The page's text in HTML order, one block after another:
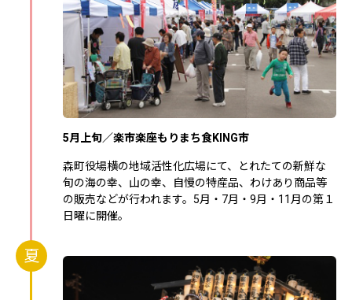
5月上旬／楽市楽座もりまち食KING市
森町役場横の地域活性化広場にて、とれたての新鮮な
旬の海の幸、山の幸、自慢の特産品、わけあり商品等
の販売などが行われます。5月・7月・9月・11月の第１
日曜に開催。
夏